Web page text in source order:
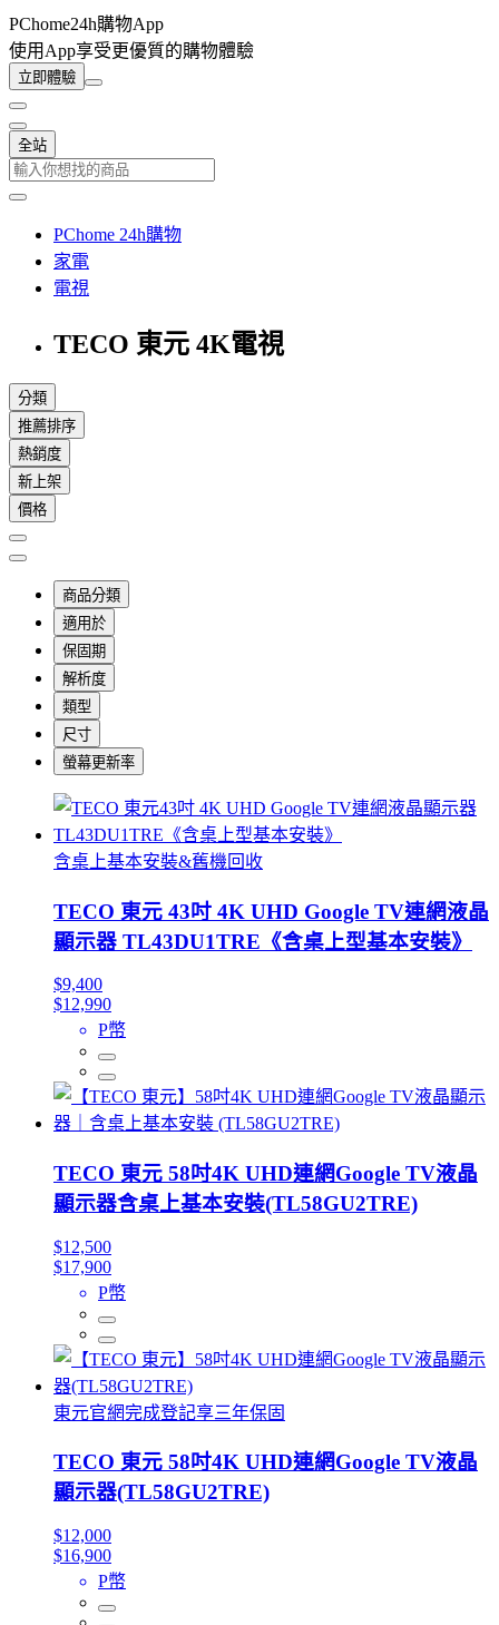
PChome24h購物App
使用App享受更優質的購物體驗
立即體驗
全站
PChome 24h購物
家電
電視
TECO 東元 4K電視
分類
推薦排序
熱銷度
新上架
價格
商品分類
適用於
保固期
解析度
類型
尺寸
螢幕更新率
含桌上基本安裝&舊機回收
TECO 東元 43吋 4K UHD Google TV連網液晶
顯示器 TL43DU1TRE《含桌上型基本安裝》
$9,400
$12,990
P幣
TECO 東元 58吋4K UHD連網Google TV液晶
顯示器含桌上基本安裝(TL58GU2TRE)
$12,500
$17,900
P幣
東元官網完成登記享三年保固
TECO 東元 58吋4K UHD連網Google TV液晶
顯示器(TL58GU2TRE)
$12,000
$16,900
P幣